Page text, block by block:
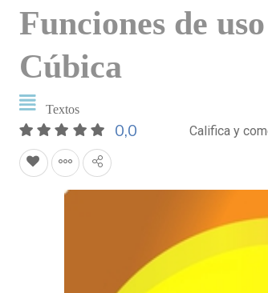
Funciones de
Cúbica
Textos
0,0 Califica y